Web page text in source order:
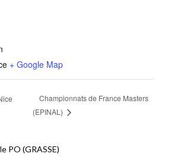
+ Google Map
Championnats de France Masters
(EPINAL)
PO (GRASSE)